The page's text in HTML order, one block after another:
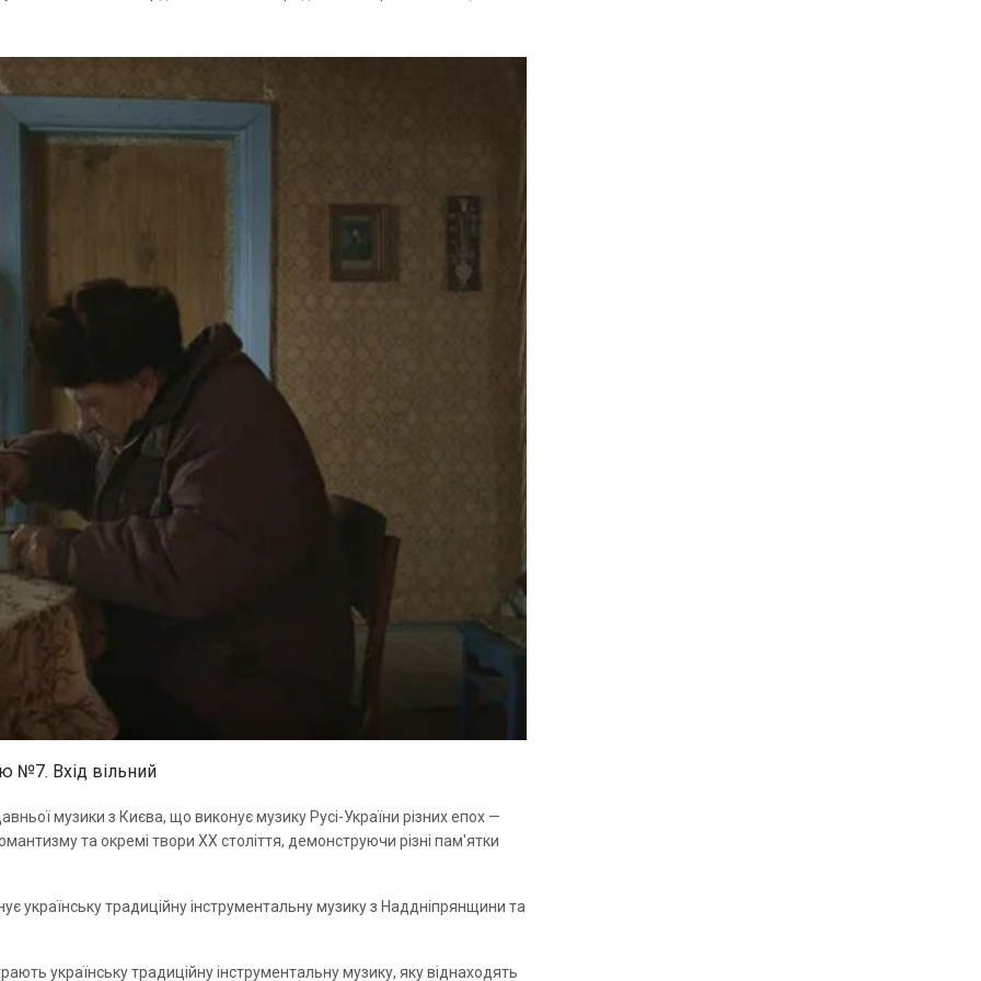
№7. Вхід вільний
музики з Києва, що виконує музику Русі-України різних епох —
та окремі твори ХХ століття, демонструючи різні пам'ятки
українську традиційну інструментальну музику з Наддніпрянщини та
українську традиційну інструментальну музику, яку віднаходять